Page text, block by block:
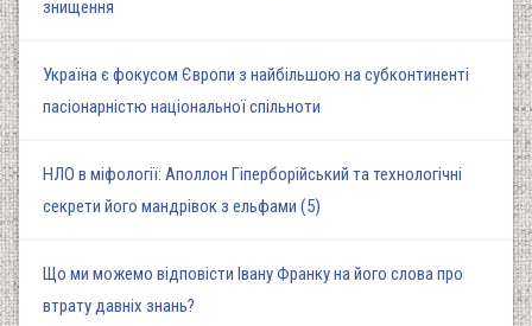
знищення
Україна є фокусом Європи з найбільшою на субконтиненті
пасіонарністю національної спільноти
НЛО в міфології: Аполлон Гіперборійський та технологічні
секрети його мандрівок з ельфами (5)
Що ми можемо відповісти Івану Франку на його слова про
втрату давніх знань?